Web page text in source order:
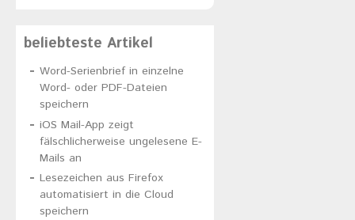
beliebteste Artikel
Word-Serienbrief in einzelne
Word- oder PDF-Dateien
speichern
iOS Mail-App zeigt
fälschlicherweise ungelesene E-
Mails an
Lesezeichen aus Firefox
automatisiert in die Cloud
speichern